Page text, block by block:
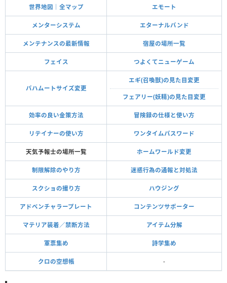
世界地図｜全マップ エモート
メンターシステム エターナルバンド
メンテナンスの最新情報 宿屋の場所一覧
フェイス つよくてニューゲーム
バハムートサイズ変更
エギ(召喚獣)の見た目変更
フェアリー(妖精)の見た目変更
効率の良い金策方法 冒険録の仕様と使い方
リテイナーの使い方 ワンタイムパスワード
天気予報士の場所一覧 ホームワールド変更
制限解除のやり方 迷惑行為の通報と対処法
スクショの撮り方 ハウジング
アドベンチャラープレート コンテンツサポーター
マテリア装着／禁断方法 アイテム分解
軍票集め 詩学集め
クロの空想帳 -